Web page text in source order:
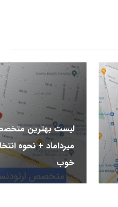
لیست بهترین
میرداماد + نحوه
خوب